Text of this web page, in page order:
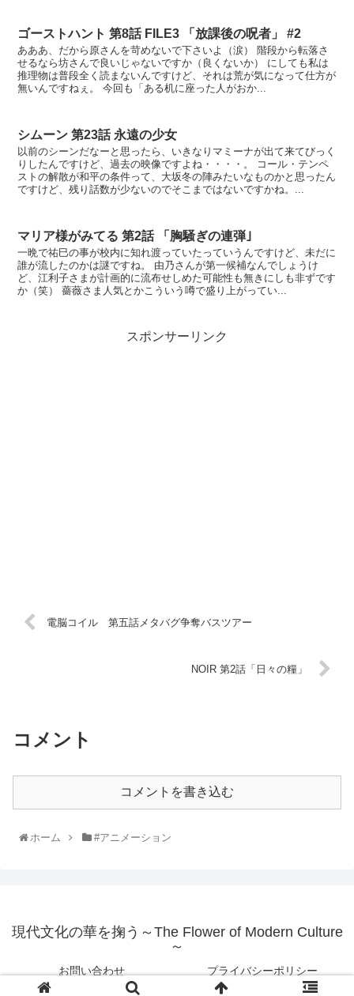
ゴーストハント 第8話 FILE3 「放課後の呪者」 #2
あああ、だから原さんを苛めないで下さいよ（涙） 階段から転落さ
せるなら坊さんで良いじゃないですか（良くないか） にしても私は
推理物は普段全く読まないんですけど、それは荒が気になって仕方が
無いんですねぇ。 今回も「ある机に座った人がおか...
シムーン 第23話 永遠の少女
以前のシーンだなーと思ったら、いきなりマミーナが出て来てびっく
りしたんですけど、過去の映像ですよね・・・・。 コール・テンペ
ストの解散が和平の条件って、大坂冬の陣みたいなものかと思ったん
ですけど、残り話数が少ないのでそこまではないですかね。...
マリア様がみてる 第2話 「胸騒ぎの連弾｣
一晩で祐巳の事が校内に知れ渡っていたっていうんですけど、未だに
誰が流したのかは謎ですね。 由乃さんが第一候補なんでしょうけ
ど、江利子さまが計画的に流布せしめた可能性も無きにしも非ずです
か（笑） 薔薇さま人気とかこういう噂で盛り上がってい...
スポンサーリンク
電脳コイル 第五話メタバグ争奪バスツアー
NOIR 第2話「日々の糧」
コメント
コメントを書き込む
ホーム #アニメーション
現代文化の華を掬う～The Flower of Modern Culture
～
お問い合わせ プライバシーポリシー